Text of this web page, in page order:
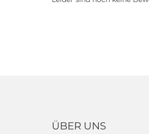
ÜBER UNS